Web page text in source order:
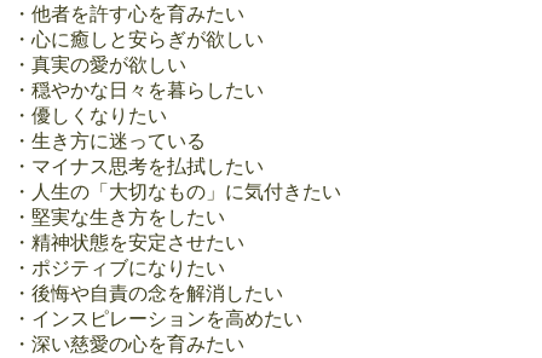
・他者を許す心を育みたい
・心に癒しと安らぎが欲しい
・真実の愛が欲しい
・穏やかな日々を暮らしたい
・優しくなりたい
・生き方に迷っている
・マイナス思考を払拭したい
・人生の「大切なもの」に気付きたい
・堅実な生き方をしたい
・精神状態を安定させたい
・ポジティブになりたい
・後悔や自責の念を解消したい
・インスピレーションを高めたい
・深い慈愛の心を育みたい